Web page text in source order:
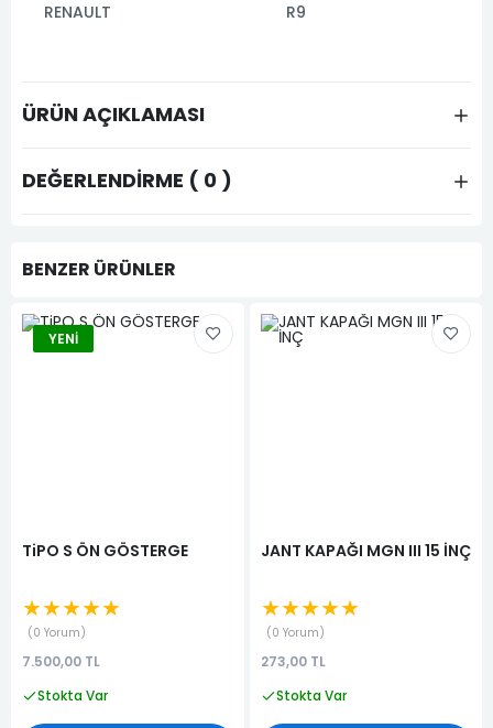
RENAULT R9
ÜRÜN AÇIKLAMASI
DEĞERLENDIRME ( 0 )
BENZER ÜRÜNLER
YENI
TiPO S ÖN GÖSTERGE
★★★★★
0 Yorum
7.500,00 TL
Stokta Var
JANT KAPAĞI MGN III 15 İNÇ
★★★★★
0 Yorum
273,00 TL
Stokta Var